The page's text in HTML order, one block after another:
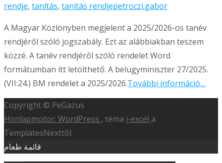
rendje, tanítás, tanítás rendjepetroczi.gabor
A Magyar Közlönyben megjelent a 2025/2026-os tanév
rendjéről szóló jogszabály. Ezt az alábbiakban teszem
közzé. A tanév rendjéről szóló rendelet Word
formátumban itt letölthető: A belügyminiszter 27/2025.
(VII:24.) BM rendelet a 2025/2026.További információ…
Copyright © PeGazus
Honlapmotor: WordPress , téma i-excel a
TemplatesNexttől.
قائمة طعام